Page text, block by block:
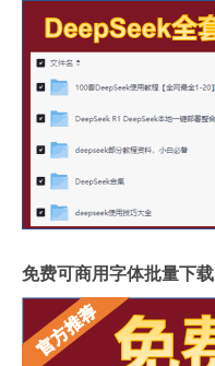
免费可商用字体批量下载